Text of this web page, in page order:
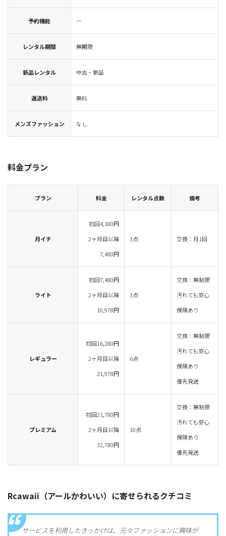
予約機能 ー
レンタル期間 無期限
新品レンタル 中古・新品
返送料 無料
メンズファッション なし
料金プラン
プラン 料金 レンタル点数 備考
月イチ
初回4,180円
2ヶ月目以降
7,480円
3点 交換：月1回
ライト
初回7,480円
2ヶ月目以降
10,978円
3点
交換：無制限
汚れても安心
保険あり
レギュラー
初回16,280円
2ヶ月目以降
21,978円
6点
交換：無制限
汚れても安心
保険あり
優先発送
プレミアム
初回21,780円
2ヶ月目以降
32,780円
10点
交換：無制限
汚れても安心
保険あり
優先発送
Rcawaii（アールかわいい）に寄せられるクチコミ
サービスを利用したきっかけは、元々ファッションに興味が